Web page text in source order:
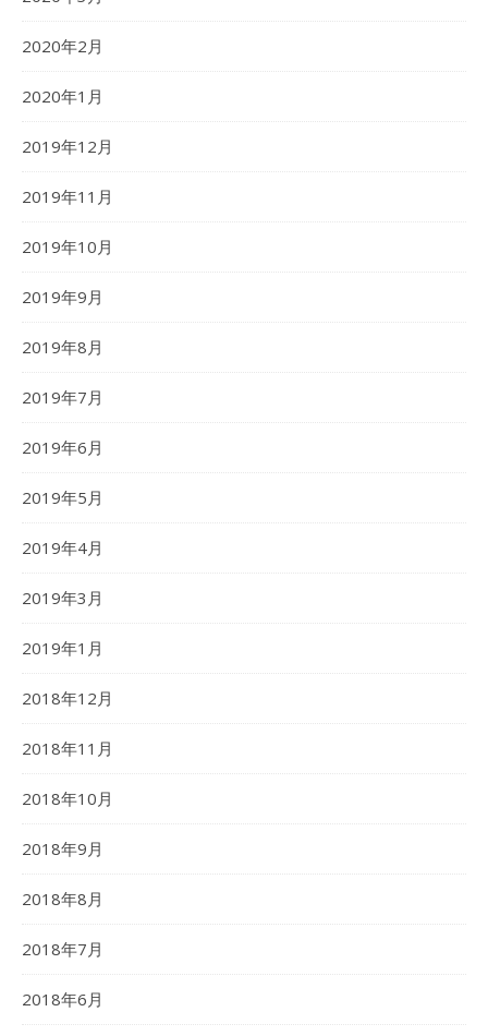
2020年2月
2020年1月
2019年12月
2019年11月
2019年10月
2019年9月
2019年8月
2019年7月
2019年6月
2019年5月
2019年4月
2019年3月
2019年1月
2018年12月
2018年11月
2018年10月
2018年9月
2018年8月
2018年7月
2018年6月